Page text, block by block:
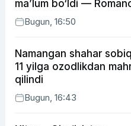
ma’lum bo‘ldi —
Bugun, 16:50
Namangan shahar
11 yilga ozodlikdan
qilindi
Bugun, 16:43